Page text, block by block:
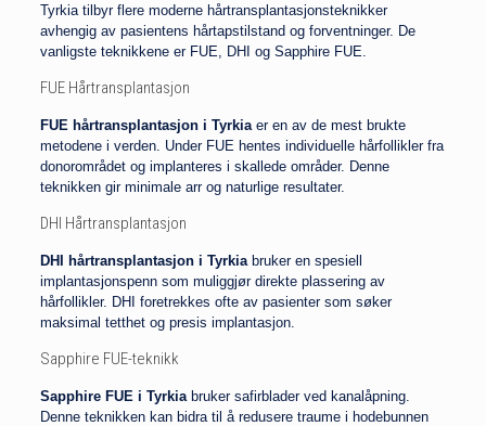
Tyrkia tilbyr flere moderne hårtransplantasjonsteknikker
avhengig av pasientens hårtapstilstand og forventninger. De
vanligste teknikkene er FUE, DHI og Sapphire FUE.
FUE Hårtransplantasjon
FUE hårtransplantasjon i Tyrkiaer en av de mest brukte
metodene i verden. Under FUE hentes individuelle hårfollikler fra
donorområdet og implanteres i skallede områder. Denne
teknikken gir minimale arr og naturlige resultater.
DHI Hårtransplantasjon
DHI hårtransplantasjon i Tyrkiabruker en spesiell
implantasjonspenn som muliggjør direkte plassering av
hårfollikler. DHI foretrekkes ofte av pasienter som søker
maksimal tetthet og presis implantasjon.
Sapphire FUE-teknikk
Sapphire FUE i Tyrkiabruker safirblader ved kanalåpning.
Denne teknikken kan bidra til å redusere traume i hodebunnen